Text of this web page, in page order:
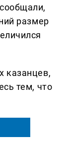
размер
казанцев,
тем, что